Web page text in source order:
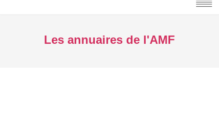
Les annuaires de l'AMF